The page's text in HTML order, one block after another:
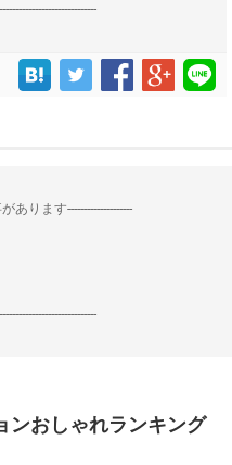
あります--------------------
ンおしゃれランキング